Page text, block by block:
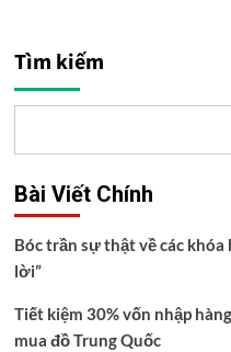
Tìm kiếm
Bài Viết Chính
Bóc trần sự thật về các
lời”
Tiết kiệm 30% vốn nhập
mua đồ Trung Quốc